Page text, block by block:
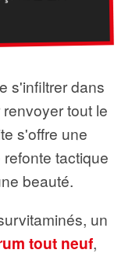
s'infiltrer dans
tout le
s'offre une
tactique
beauté.
un
tout neuf,